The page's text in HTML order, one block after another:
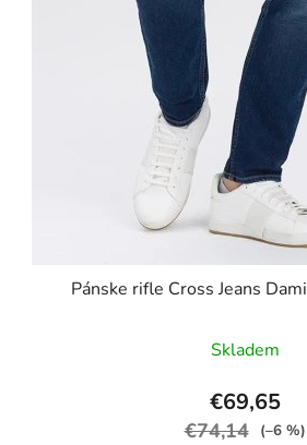
Pánske rifle Cross Jeans
Skladem
€69,65
€74,14 (–6 %)